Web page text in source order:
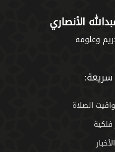
الأنصاري
وعلومه
الصلاة
فلكية